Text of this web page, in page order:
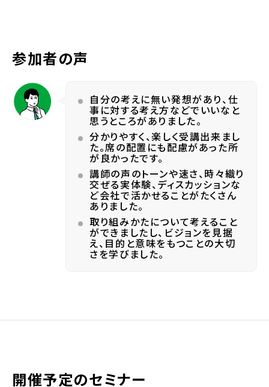
参加者の声
自分の考えに無い発想があり、仕
事に対する考え方などでいいなと
思うところがありました。
分かりやすく、楽しく受講出来まし
た。席の配置にも配慮があった所
が良かったです。
講師の声のトーンや速さ、時々織り
交ぜる実体験、ディスカッションな
ど会社で活かせることがたくさん
ありました。
取り組みかたについて考えること
ができましたし、ビジョンを見据
え、目的と意味をもつことの大切
さを学びました。
開催予定のセミナー